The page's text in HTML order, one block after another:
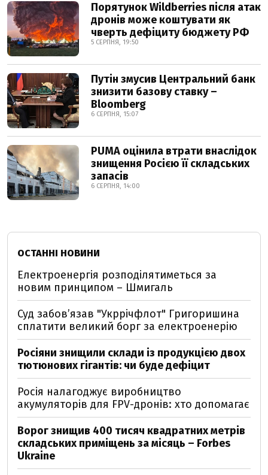
Порятунок Wildberries після атак
дронів може коштувати як
чверть дефіциту бюджету РФ
5 СЕРПНЯ, 19:50
Путін змусив Центральний банк
знизити базову ставку –
Bloomberg
6 СЕРПНЯ, 15:07
PUMA оцінила втрати внаслідок
знищення Росією її складських
запасів
6 СЕРПНЯ, 14:00
ОСТАННІ НОВИНИ
Електроенергія розподілятиметься за
новим принципом – Шмигаль
Суд забов’язав "Укррічфлот" Григоришина
сплатити великий борг за електроенерію
Росіяни знищили склади із продукцією двох
тютюнових гігантів: чи буде дефіцит
Росія налагоджує виробництво
акумуляторів для FPV-дронів: хто допомагає
Ворог знищив 400 тисяч квадратних метрів
складських приміщень за місяць – Forbes
Ukraine